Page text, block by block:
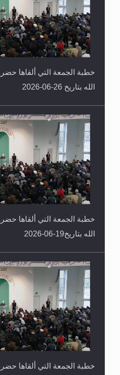
خطبة الجمعة التي ألقاها
الله بتاريخ 26-06-2026
خطبة الجمعة التي ألقاها
الله بتاريخ19-06-2026
خطبة الجمعة التي ألقاها